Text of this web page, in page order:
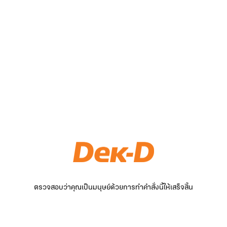
ตรวจสอบว่าคุณเป็นมนุษย์ด้วยการทำคำสั่งนี้ให้เสร็จสิ้น